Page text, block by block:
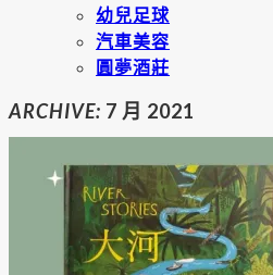
幼兒足球
汽車美容
圓夢酒莊
ARCHIVE: 7 月 2021